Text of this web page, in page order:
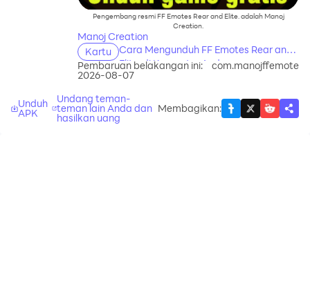
Pengembang resmi FF Emotes Rear and Elite. adalah Manoj
Creation.
Manoj Creation
Kartu
Cara Mengunduh FF Emotes Rear and
Elite. di Komputer Anda
Pembaruan belakangan ini:
2026-08-07
com.manojffemote
Unduh
APK
Undang teman-
teman lain Anda dan
hasilkan uang
Membagikan: